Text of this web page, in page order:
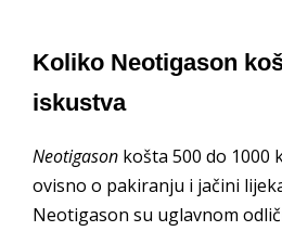
Koliko Neotigason
iskustva
Neotigason košta 500 do 1000
ovisno o pakiranju i jačini
Neotigason su uglavnom